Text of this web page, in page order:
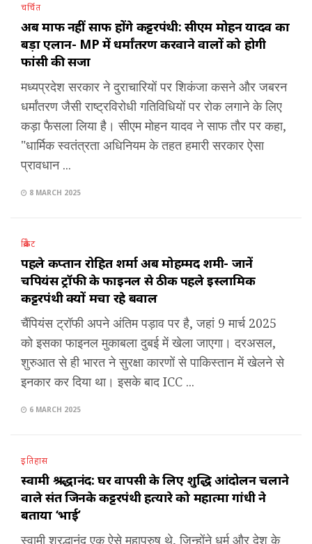
चर्चित
अब माफ नहीं साफ होंगे कट्टरपंथी: सीएम मोहन यादव का
बड़ा एलान- MP में धर्मांतरण करवाने वालों को होगी
फांसी की सजा
मध्यप्रदेश सरकार ने दुराचारियों पर शिकंजा कसने और जबरन
धर्मांतरण जैसी राष्ट्रविरोधी गतिविधियों पर रोक लगाने के लिए
कड़ा फैसला लिया है। सीएम मोहन यादव ने साफ तौर पर कहा,
"धार्मिक स्वतंत्रता अधिनियम के तहत हमारी सरकार ऐसा
प्रावधान ...
8 MARCH 2025
क्रिकेट
पहले कप्तान रोहित शर्मा अब मोहम्मद शमी- जानें
चैंपियंस ट्रॉफी के फाइनल से ठीक पहले इस्लामिक
कट्टरपंथी क्यों मचा रहे बवाल
चैंपियंस ट्रॉफी अपने अंतिम पड़ाव पर है, जहां 9 मार्च 2025
को इसका फाइनल मुकाबला दुबई में खेला जाएगा। दरअसल,
शुरुआत से ही भारत ने सुरक्षा कारणों से पाकिस्तान में खेलने से
इनकार कर दिया था। इसके बाद ICC ...
6 MARCH 2025
इतिहास
स्वामी श्रद्धानंद: घर वापसी के लिए शुद्धि आंदोलन चलाने
वाले संत जिनके कट्टरपंथी हत्यारे को महात्मा गांधी ने
बताया ‘भाई’
स्वामी श्रद्धानंद एक ऐसे महापुरुष थे, जिन्होंने धर्म और देश के